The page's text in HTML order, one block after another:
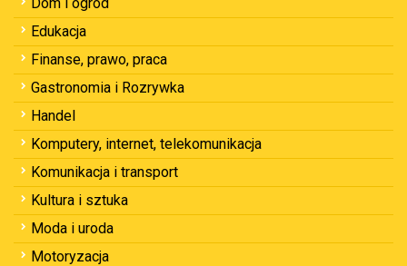
Edukacja
Finanse, prawo, praca
Gastronomia i Rozrywka
Handel
Komputery, internet, telekomunikacja
Komunikacja i transport
Kultura i sztuka
Moda i uroda
Motoryzacja